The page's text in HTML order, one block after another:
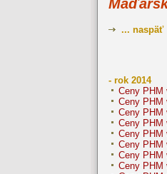
... naspäť
- rok 2014
Ceny PHM
Ceny PHM
Ceny PHM
Ceny PHM
Ceny PHM
Ceny PHM
Ceny PHM
Ceny PHM